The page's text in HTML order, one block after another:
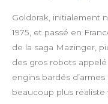
Goldorak, initialement
1975, et passé en
de la saga Mazinger,
des gros robots
engins bardés
beaucoup plus réaliste